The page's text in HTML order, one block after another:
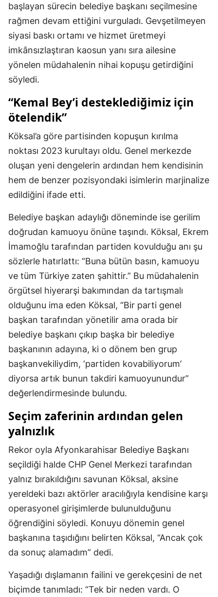
başlayan sürecin belediye başkanı seçilmesine
rağmen devam ettiğini vurguladı. Gevşetilmeyen
siyasi baskı ortamı ve hizmet üretmeyi
imkânsızlaştıran kaosun yanı sıra ailesine
yönelen müdahalenin nihai kopuşu getirdiğini
söyledi.
“Kemal Bey’i desteklediğimiz için
ötelendik”
Köksal’a göre partisinden kopuşun kırılma
noktası 2023 kurultayı oldu. Genel merkezde
oluşan yeni dengelerin ardından hem kendisinin
hem de benzer pozisyondaki isimlerin marjinalize
edildiğini ifade etti.
Belediye başkan adaylığı döneminde ise gerilim
doğrudan kamuoyu önüne taşındı. Köksal, Ekrem
İmamoğlu tarafından partiden kovulduğu anı şu
sözlerle hatırlattı: “Buna bütün basın, kamuoyu
ve tüm Türkiye zaten şahittir.” Bu müdahalenin
örgütsel hiyerarşi bakımından da tartışmalı
olduğunu ima eden Köksal, “Bir parti genel
başkan tarafından yönetilir ama orada bir
belediye başkanı çıkıp başka bir belediye
başkanının adayına, ki o dönem ben grup
başkanvekiliydim, ‘partiden kovabiliyorum’
diyorsa artık bunun takdiri kamuoyunundur”
değerlendirmesinde bulundu.
Seçim zaferinin ardından gelen
yalnızlık
Rekor oyla Afyonkarahisar Belediye Başkanı
seçildiği halde CHP Genel Merkezi tarafından
yalnız bırakıldığını savunan Köksal, aksine
yereldeki bazı aktörler aracılığıyla kendisine karşı
operasyonel girişimlerde bulunulduğunu
öğrendiğini söyledi. Konuyu dönemin genel
başkanına taşıdığını belirten Köksal, “Ancak çok
da sonuç alamadım” dedi.
Yaşadığı dışlamanın failini ve gerekçesini de net
biçimde tanımladı: “Tek bir neden vardı. O